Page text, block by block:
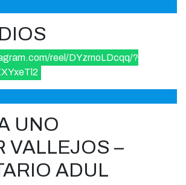
reel/DYzrnoLDcqq/?
UNO
VALLEJOS –
ADUL